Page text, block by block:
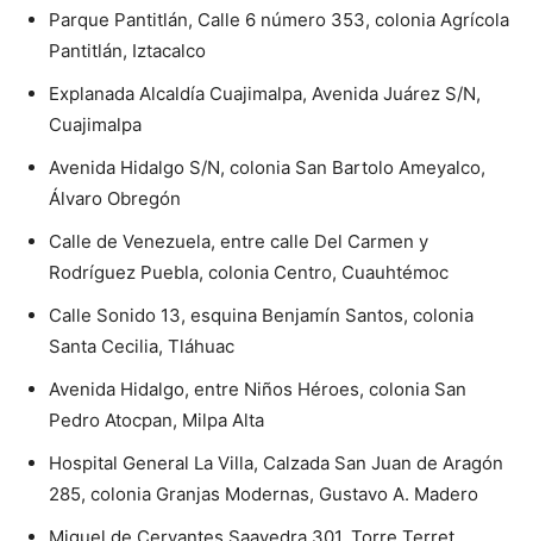
Parque Pantitlán, Calle 6 número 353, colonia Agrícola
Pantitlán, Iztacalco
Explanada Alcaldía Cuajimalpa, Avenida Juárez S/N,
Cuajimalpa
Avenida Hidalgo S/N, colonia San Bartolo Ameyalco,
Álvaro Obregón
Calle de Venezuela, entre calle Del Carmen y
Rodríguez Puebla, colonia Centro, Cuauhtémoc
Calle Sonido 13, esquina Benjamín Santos, colonia
Santa Cecilia, Tláhuac
Avenida Hidalgo, entre Niños Héroes, colonia San
Pedro Atocpan, Milpa Alta
Hospital General La Villa, Calzada San Juan de Aragón
285, colonia Granjas Modernas, Gustavo A. Madero